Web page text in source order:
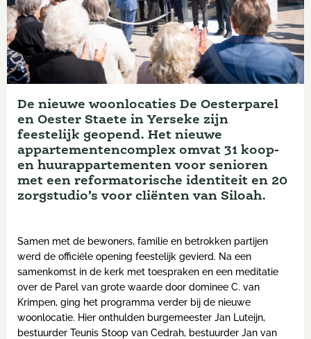
De nieuwe woonlocaties De Oesterparel
en Oester Staete in Yerseke zijn
feestelijk geopend. Het nieuwe
appartementencomplex omvat 31 koop-
en huurappartementen voor senioren
met een reformatorische identiteit en 20
zorgstudio’s voor cliënten van Siloah.
Samen met de bewoners, familie en betrokken partijen
werd de officiële opening feestelijk gevierd. Na een
samenkomst in de kerk met toespraken en een meditatie
over de Parel van grote waarde door dominee C. van
Krimpen, ging het programma verder bij de nieuwe
woonlocatie. Hier onthulden burgemeester Jan Luteijn,
bestuurder Teunis Stoop van Cedrah, bestuurder Jan van